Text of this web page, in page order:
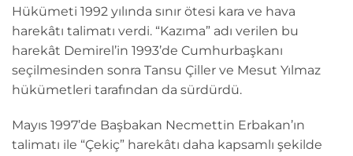
Hükümeti 1992 yılında sınır ötesi kara ve hava
harekâtı talimatı verdi. “Kazıma” adı verilen bu
harekât Demirel’in 1993’de Cumhurbaşkanı
seçilmesinden sonra Tansu Çiller ve Mesut Yılmaz
hükümetleri tarafından da sürdürdü.
Mayıs 1997’de Başbakan Necmettin Erbakan’ın
talimatı ile “Çekiç” harekâtı daha kapsamlı şekilde